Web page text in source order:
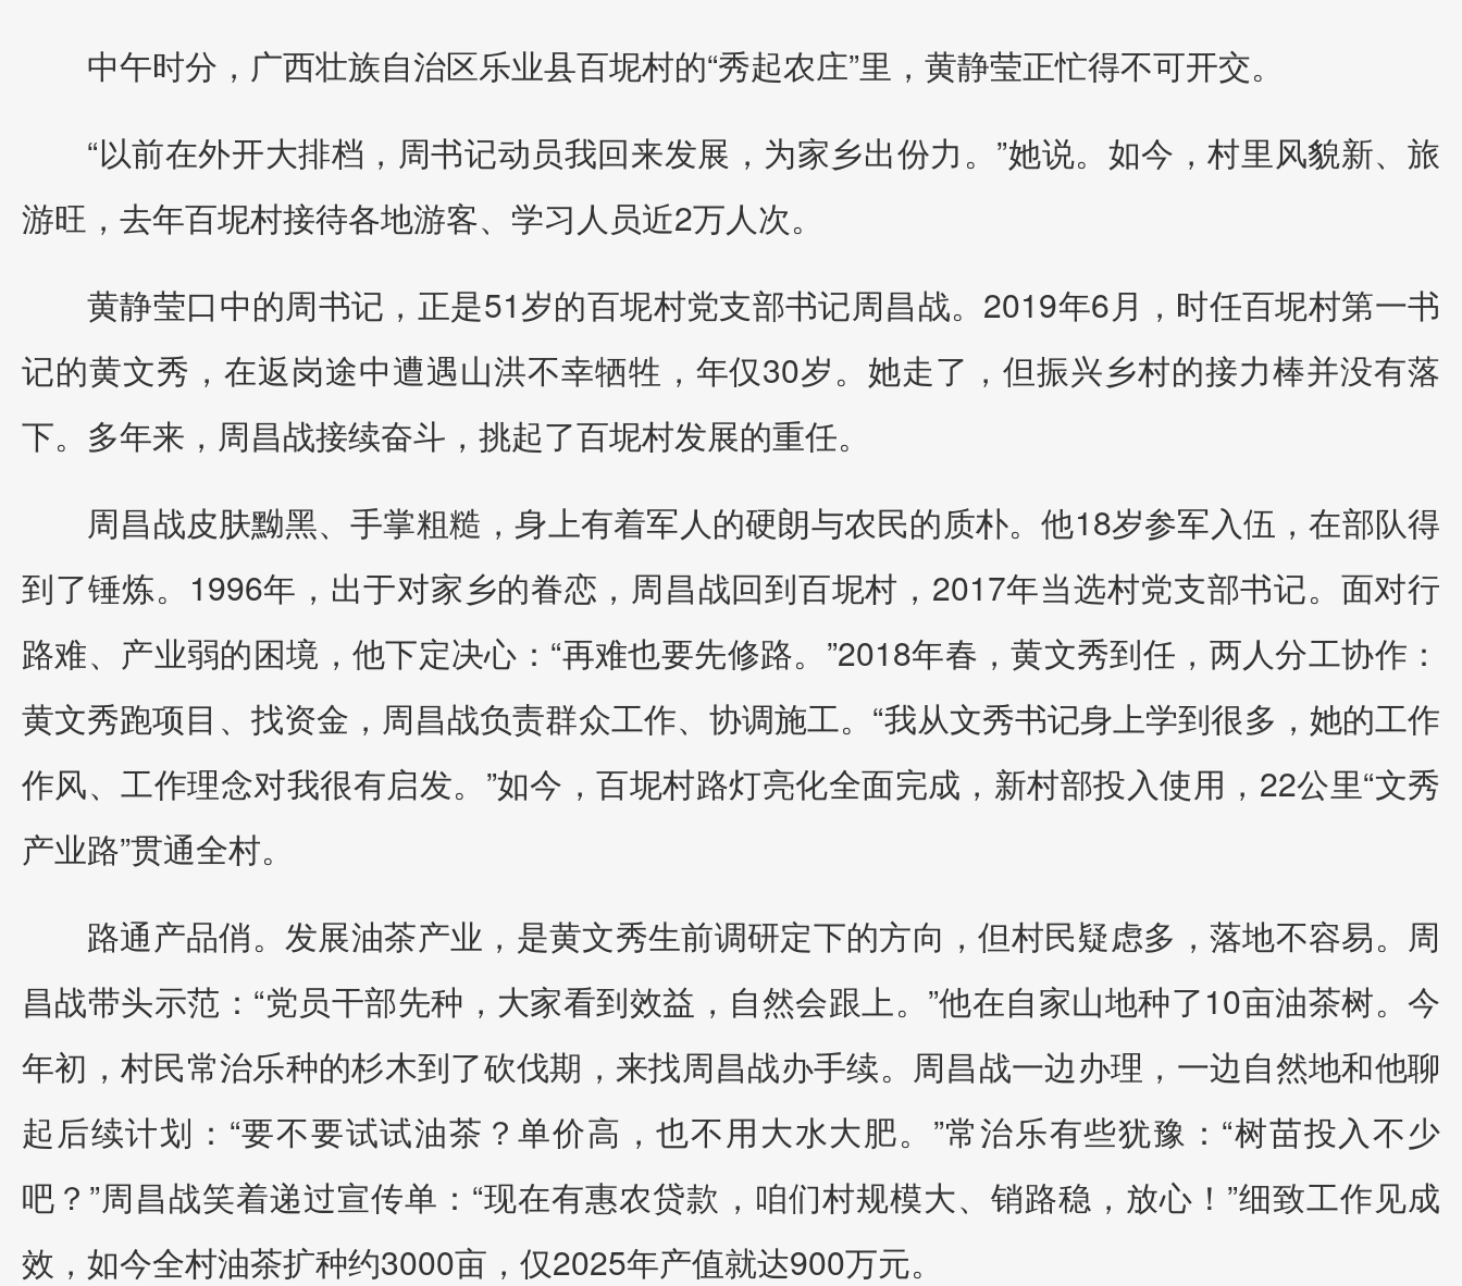
中午时分，广西壮族自治区乐业县百坭村的“秀起农庄”里，黄静莹正忙得不可开交。
“以前在外开大排档，周书记动员我回来发展，为家乡出份力。”她说。如今，村里风貌新、旅
游旺，去年百坭村接待各地游客、学习人员近2万人次。
黄静莹口中的周书记，正是51岁的百坭村党支部书记周昌战。2019年6月，时任百坭村第一书
记的黄文秀，在返岗途中遭遇山洪不幸牺牲，年仅30岁。她走了，但振兴乡村的接力棒并没有落
下。多年来，周昌战接续奋斗，挑起了百坭村发展的重任。
周昌战皮肤黝黑、手掌粗糙，身上有着军人的硬朗与农民的质朴。他18岁参军入伍，在部队得
到了锤炼。1996年，出于对家乡的眷恋，周昌战回到百坭村，2017年当选村党支部书记。面对行
路难、产业弱的困境，他下定决心：“再难也要先修路。”2018年春，黄文秀到任，两人分工协作：
黄文秀跑项目、找资金，周昌战负责群众工作、协调施工。“我从文秀书记身上学到很多，她的工作
作风、工作理念对我很有启发。”如今，百坭村路灯亮化全面完成，新村部投入使用，22公里“文秀
产业路”贯通全村。
路通产品俏。发展油茶产业，是黄文秀生前调研定下的方向，但村民疑虑多，落地不容易。周
昌战带头示范：“党员干部先种，大家看到效益，自然会跟上。”他在自家山地种了10亩油茶树。今
年初，村民常治乐种的杉木到了砍伐期，来找周昌战办手续。周昌战一边办理，一边自然地和他聊
起后续计划：“要不要试试油茶？单价高，也不用大水大肥。”常治乐有些犹豫：“树苗投入不少
吧？”周昌战笑着递过宣传单：“现在有惠农贷款，咱们村规模大、销路稳，放心！”细致工作见成
效，如今全村油茶扩种约3000亩，仅2025年产值就达900万元。